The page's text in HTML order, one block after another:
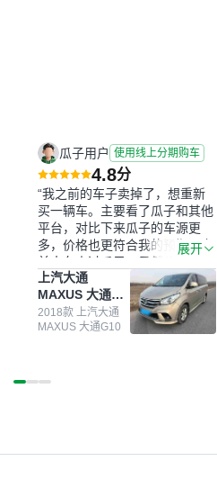
瓜子用户 使用线上分期购车
4.8分
“我之前的车子卖掉了，想重新
买一辆车。主要看了瓜子和其他
平台，对比下来瓜子的车源更
多，价格也更符合我的预期。之
前卖车来过瓜子，虽然价格没谈
成，但APP一直留着。瓜子毕竟
是大平台，整体印象还好。我最
终买了一台上汽大通，18年的
车，公里数9万多，符合我的要
捷，其他平台的分期需要到当地
展开
上汽大通
MAXUS 大通
G10
2018款 上汽大通
MAXUS 大通G10